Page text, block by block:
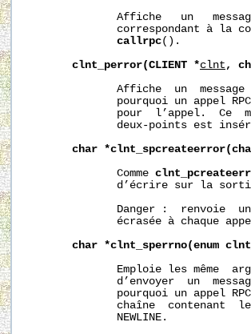
Affiche   un
correspondant à la
callrpc().
clnt_perror(CLIENT *clnt ,
Affiche  un
pourquoi un appel
pour  l’appel.  Ce
deux-points est
char
              Comme
d’écrire sur la
Danger :  renvoie
écrasée à chaque
char *clnt_sperrno(enum
Emploie les même
d’envoyer  un
pourquoi un appel
chaîne  contenant
              NEWLINE.